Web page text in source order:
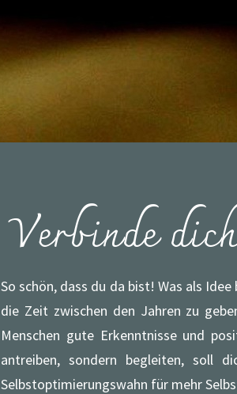
Verbinde
So schön, dass du da bist! Was als
die Zeit zwischen den Jahren zu
Menschen gute Erkenntnisse und
antreiben, sondern begleiten, soll
Selbstoptimierungswahn für mehr